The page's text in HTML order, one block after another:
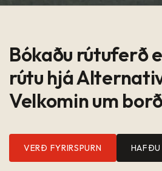
Bókaðu rútuferð
rútu hjá
Velkomin um
VERÐ FYRIRSPURN HAFÐU